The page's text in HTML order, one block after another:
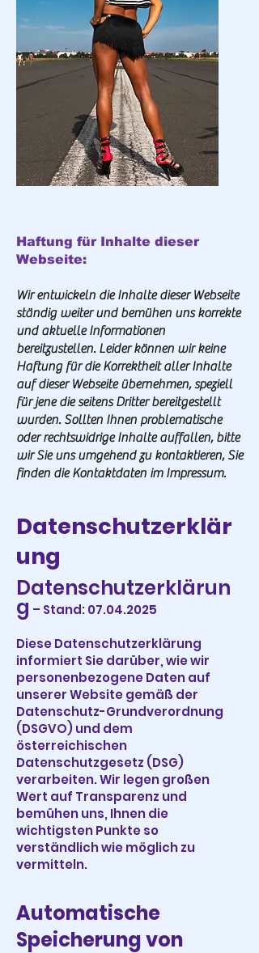
Haftung für Inhalte dieser
Webseite:
Wir entwickeln die Inhalte dieser Webseite
ständig weiter und bemühen uns korrekte
und aktuelle Informationen
bereitzustellen. Leider können wir keine
Haftung für die Korrektheit aller Inhalte
auf dieser Webseite übernehmen, speziell
für jene die seitens Dritter bereitgestellt
wurden. Sollten Ihnen problematische
oder rechtswidrige Inhalte auffallen, bitte
wir Sie uns umgehend zu kontaktieren, Sie
finden die Kontaktdaten im Impressum.
Datenschutzerklär
ung
Datenschutzerklärun
g – Stand:07.04.2025
Diese Datenschutzerklärung
informiert Sie darüber, wie wir
personenbezogene Daten auf
unserer Website gemäß der
Datenschutz-Grundverordnung
(DSGVO) und dem
österreichischen
Datenschutzgesetz (DSG)
verarbeiten. Wir legen großen
Wert auf Transparenz und
bemühen uns, Ihnen die
wichtigsten Punkte so
verständlich wie möglich zu
vermitteln.
Automatische
Speicherung von